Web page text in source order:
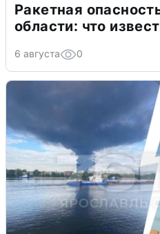
Ракетная
области: что
6 августа 0